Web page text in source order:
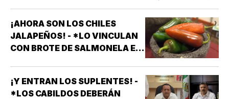
¡AHORA SON LOS CHILES
JALAPEÑOS! - *LO VINCULAN
CON BROTE DE SALMONELA EN
¡Y ENTRAN LOS SUPLENTES! -
*LOS CABILDOS DEBERÁN